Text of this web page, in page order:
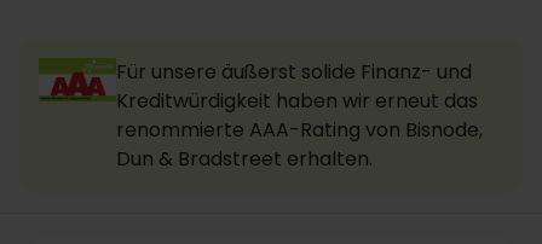
Für unsere äußerst solide Finanz- und
Kreditwürdigkeit haben wir erneut das
renommierte AAA-Rating von Bisnode,
Dun & Bradstreet erhalten.